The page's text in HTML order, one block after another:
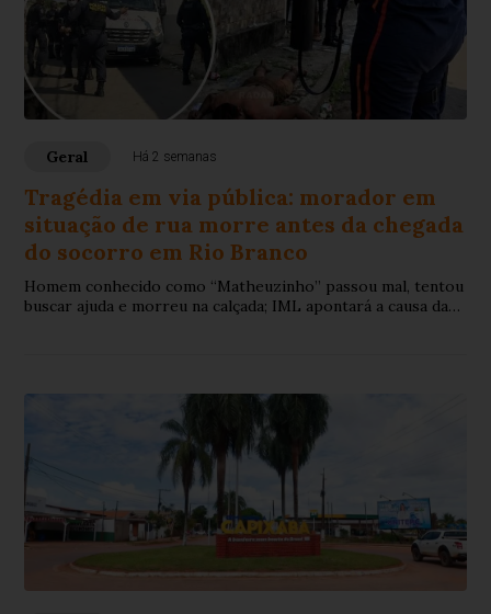
Geral Há 2 semanas
Tragédia em via pública: morador em
situação de rua morre antes da chegada
do socorro em Rio Branco
Homem conhecido como “Matheuzinho” passou mal, tentou
buscar ajuda e morreu na calçada; IML apontará a causa da